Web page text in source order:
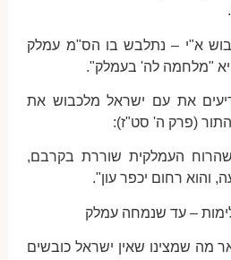
א"י – נתלבש בו הס"מ עמלק
"מלחמה לה' בעמלק".
את עם ישראל מלכבוש את
(פרק ה' סט"ז):
העמלקית שוררת בקרבם,
והוא רחום יכפר עון".
– עד שנמחה עמלק
מה שמצינו שאין ישראל כובשים